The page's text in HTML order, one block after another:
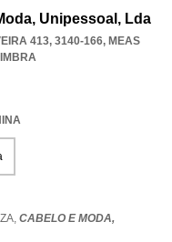
Unipessoal, Lda
413, 3140-166, MEAS
CABELO E MODA,